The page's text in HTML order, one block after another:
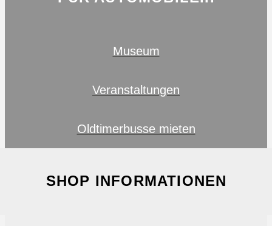
Museum
Veranstaltungen
Oldtimerbusse mieten
SHOP INFORMATIONEN